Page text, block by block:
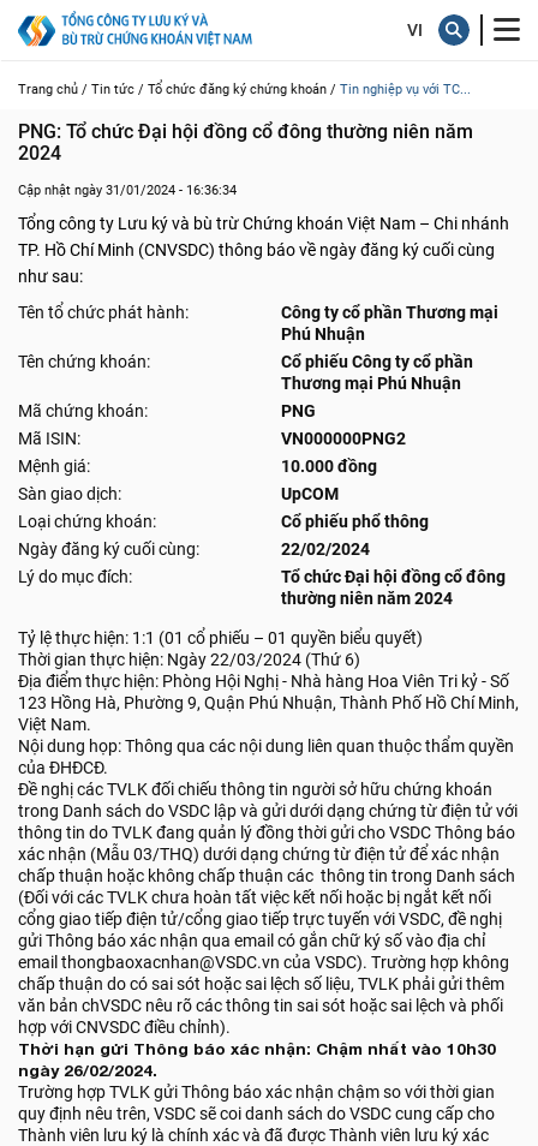
Trang chủ / Tin tức / Tổ chức đăng ký chứng khoán / Tin nghiệp vụ với TC...
PNG: Tổ chức Đại hội đồng cổ đông thường niên năm
2024
Cập nhật ngày 31/01/2024 - 16:36:34
Tổng công ty Lưu ký và bù trừ Chứng khoán Việt Nam – Chi nhánh
TP. Hồ Chí Minh (CNVSDC) thông báo về ngày đăng ký cuối cùng
như sau:
Tên tổ chức phát hành:
Công ty cổ phần Thương mại
Phú Nhuận
Tên chứng khoán:
Cổ phiếu Công ty cổ phần
Thương mại Phú Nhuận
Mã chứng khoán:
PNG
Mã ISIN:
VN000000PNG2
Mệnh giá:
10.000 đồng
Sàn giao dịch:
UpCOM
Loại chứng khoán:
Cổ phiếu phổ thông
Ngày đăng ký cuối cùng:
22/02/2024
Lý do mục đích:
Tổ chức Đại hội đồng cổ đông
thường niên năm 2024
Tỷ lệ thực hiện: 1:1 (01 cổ phiếu – 01 quyền biểu quyết)
Thời gian thực hiện: Ngày 22/03/2024 (Thứ 6)
Địa điểm thực hiện: Phòng Hội Nghị - Nhà hàng Hoa Viên Tri kỷ - Số
123 Hồng Hà, Phường 9, Quận Phú Nhuận, Thành Phố Hồ Chí Minh,
Việt Nam.
Nội dung họp: Thông qua các nội dung liên quan thuộc thẩm quyền
của ĐHĐCĐ.
Đề nghị các TVLK đối chiếu thông tin người sở hữu chứng khoán
trong Danh sách do VSDC lập và gửi dưới dạng chứng từ điện tử với
thông tin do TVLK đang quản lý đồng thời gửi cho VSDC Thông báo
xác nhận (Mẫu 03/THQ) dưới dạng chứng từ điện tử để xác nhận
chấp thuận hoặc không chấp thuận các thông tin trong Danh sách
(Đối với các TVLK chưa hoàn tất việc kết nối hoặc bị ngắt kết nối
cổng giao tiếp điện tử/cổng giao tiếp trực tuyến với VSDC, đề nghị
gửi Thông báo xác nhận qua email có gắn chữ ký số vào địa chỉ
email thongbaoxacnhan@VSDC.vn của VSDC). Trường hợp không
chấp thuận do có sai sót hoặc sai lệch số liệu, TVLK phải gửi thêm
văn bản chVSDC nêu rõ các thông tin sai sót hoặc sai lệch và phối
hợp với CNVSDC điều chỉnh).
Thời hạn gửi Thông báo xác nhận: Chậm nhất vào 10h30
ngày 26/02/2024.
Trường hợp TVLK gửi Thông báo xác nhận chậm so với thời gian
quy định nêu trên, VSDC sẽ coi danh sách do VSDC cung cấp cho
Thành viên lưu ký là chính xác và đã được Thành viên lưu ký xác